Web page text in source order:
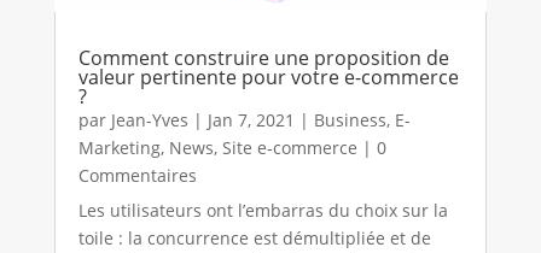
Comment construire une proposition de
valeur pertinente pour votre e-commerce
?
par Jean-Yves | Jan 7, 2021 | Business, E-
Marketing, News, Site e-commerce | 0
Commentaires
Les utilisateurs ont l’embarras du choix sur la
toile : la concurrence est démultipliée et de